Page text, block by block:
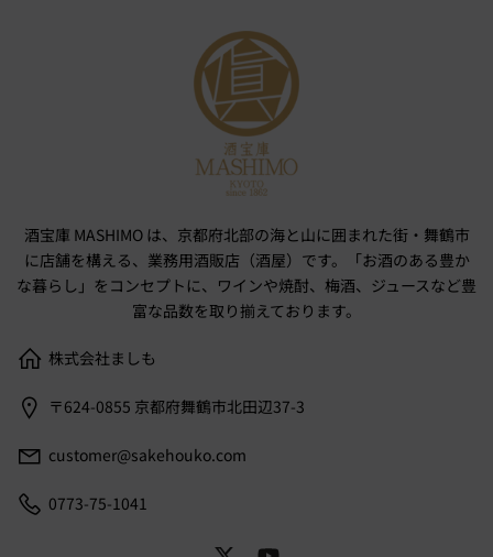
酒宝庫 MASHIMO は、京都府北部の海と山に囲まれた街・舞鶴市
に店舗を構える、業務用酒販店（酒屋）です。「お酒のある豊か
な暮らし」をコンセプトに、ワインや焼酎、梅酒、ジュースなど豊
富な品数を取り揃えております。
株式会社ましも
〒624-0855 京都府舞鶴市北田辺37-3
customer@sakehouko.com
0773-75-1041